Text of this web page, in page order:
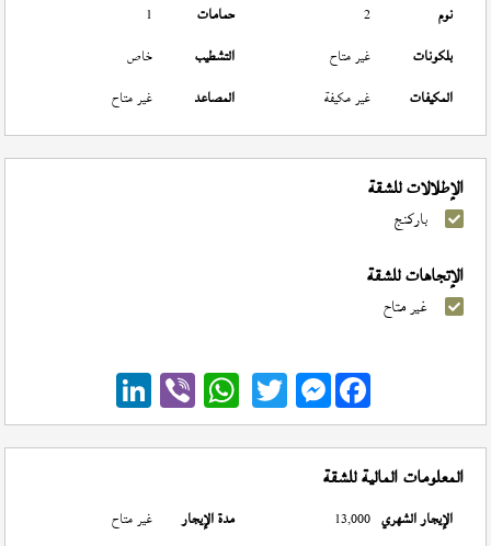
نوم
2 حمامات
1
بلكونات
غير متاح التشطيب
خاص
المكيفات
غير مكيفة المصاعد غير متاح
الإطلالات للشقة
باركنج
الإتجاهات للشقة
غير متاح
Messenger
المعلومات المالية للشقة
الإيجار الشهري 13,000 مدة الإيجار
غير متاح